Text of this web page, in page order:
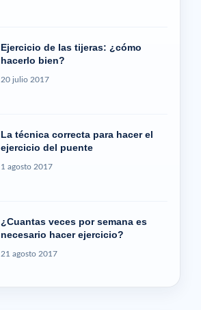
Ejercicio de las tijeras: ¿cómo
hacerlo bien?
20 julio 2017
La técnica correcta para hacer el
ejercicio del puente
1 agosto 2017
¿Cuantas veces por semana es
necesario hacer ejercicio?
21 agosto 2017